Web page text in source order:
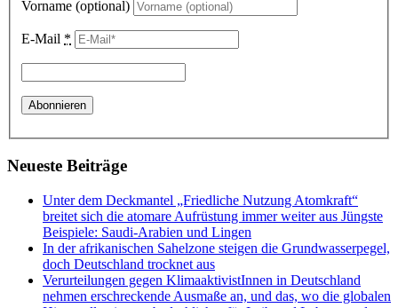
Vorname (optional)
E-Mail *
Neueste Beiträge
Unter dem Deckmantel „Friedliche Nutzung Atomkraft“
breitet sich die atomare Aufrüstung immer weiter aus Jüngste
Beispiele: Saudi-Arabien und Lingen
In der afrikanischen Sahelzone steigen die Grundwasserpegel,
doch Deutschland trocknet aus
Verurteilungen gegen KlimaaktivistInnen in Deutschland
nehmen erschreckende Ausmaße an, und das, wo die globalen